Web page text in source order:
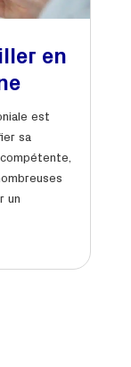
en
est
sa
un